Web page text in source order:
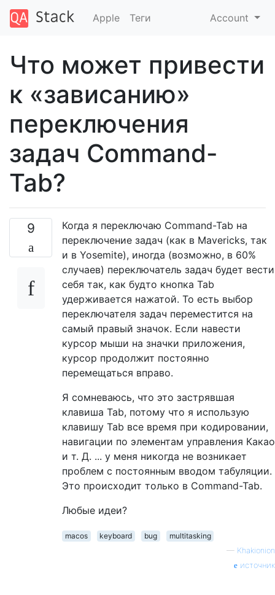
Apple Теги Account
Что может привести
к «зависанию»
переключения
задач Command-
Tab?
9
Когда я переключаю Command-Tab на
переключение задач (как в Mavericks, так
и в Yosemite), иногда (возможно, в 60%
случаев) переключатель задач будет вести
себя так, как будто кнопка Tab
удерживается нажатой. То есть выбор
переключателя задач переместится на
самый правый значок. Если навести
курсор мыши на значки приложения,
курсор продолжит постоянно
перемещаться вправо.
Я сомневаюсь, что это застрявшая
клавиша Tab, потому что я использую
клавишу Tab все время при кодировании,
навигации по элементам управления Какао
и т. Д. ... у меня никогда не возникает
проблем с постоянным вводом табуляции.
Это происходит только в Command-Tab.
Любые идеи?
macos keyboard bug
multitasking
— Khakionion
источник